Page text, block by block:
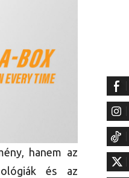
hanem az
és az